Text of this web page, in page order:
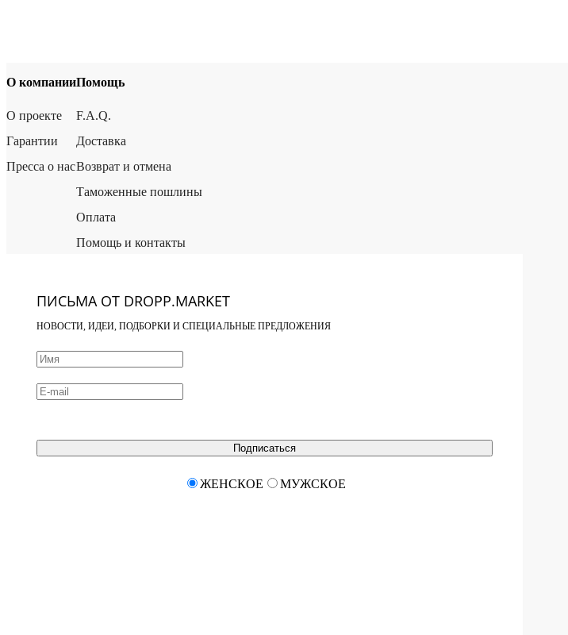
О компании
О проекте
Гарантии
Пресса о нас
Помощь
F.A.Q.
Доставка
Возврат и отмена
Таможенные пошлины
Оплата
Помощь и контакты
ПИСЬМА ОТ DROPP.MARKET
НОВОСТИ, ИДЕИ, ПОДБОРКИ И СПЕЦИАЛЬНЫЕ ПРЕДЛОЖЕНИЯ
Подписаться
ЖЕНСКОЕ МУЖСКОЕ